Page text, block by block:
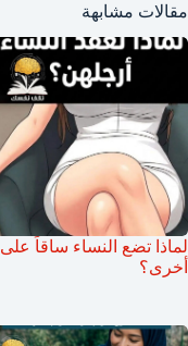
مقالات مشابهة
لماذا تضع النساء ساقاً على
أخرى؟